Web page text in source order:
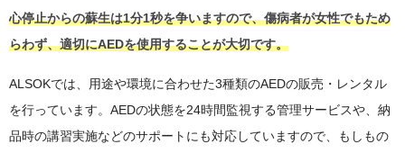
心停止からの蘇生は1分1秒を争いますので、傷病者が女性でもため
らわず、適切にAEDを使用することが大切です。
ALSOKでは、用途や環境に合わせた3種類のAEDの販売・レンタル
を行っています。AEDの状態を24時間監視する管理サービスや、納
品時の講習実施などのサポートにも対応していますので、もしもの